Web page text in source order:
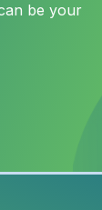
be your